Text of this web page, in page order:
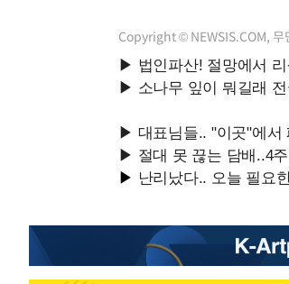
Copyright © NEWSIS.COM, 무